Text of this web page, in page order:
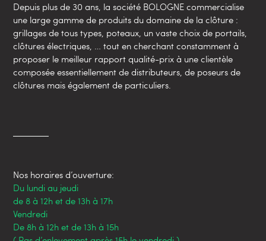
Depuis plus de 30 ans, la société BOLOGNE commercialise
une large gamme de produits du domaine de la clôture :
grillages de tous types, poteaux, un vaste choix de portails,
clôtures électriques, … tout en cherchant constamment à
proposer le meilleur rapport qualité-prix à une clientèle
composée essentiellement de distributeurs, de poseurs de
clôtures mais également de particuliers.
Nos horaires d’ouverture:
Du lundi au jeudi
de 8 à 12h et de 13h à 17h
Vendredi
De 8h à 12h et de 13h à 15h